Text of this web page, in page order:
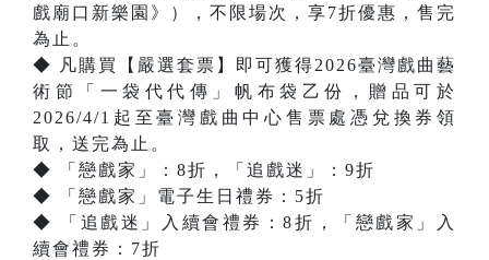
戲廟口新樂園》），不限場次，享7折優惠，售完
為止。
◆ 凡購買【嚴選套票】即可獲得2026臺灣戲曲藝
術節「一袋代代傳」帆布袋乙份，贈品可於
2026/4/1起至臺灣戲曲中心售票處憑兌換券領
取，送完為止。
◆ 「戀戲家」：8折，「追戲迷」：9折
◆ 「戀戲家」電子生日禮券：5折
◆ 「追戲迷」入續會禮券：8折，「戀戲家」入
續會禮券：7折